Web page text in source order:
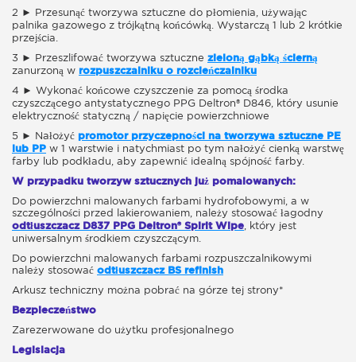
2 ► Przesunąć tworzywa sztuczne do płomienia, używając
palnika gazowego z trójkątną końcówką. Wystarczą 1 lub 2 krótkie
przejścia.
3 ► Przeszlifować tworzywa sztuczne zieloną gąbką ścierną
zanurzoną w rozpuszczalniku o rozcieńczalniku
4 ► Wykonać końcowe czyszczenie za pomocą środka
czyszczącego antystatycznego PPG Deltron® D846, który usunie
elektryczność statyczną / napięcie powierzchniowe
5 ► Nałożyć promotor przyczepności na tworzywa sztuczne PE
lub PP w 1 warstwie i natychmiast po tym nałożyć cienką warstwę
farby lub podkładu, aby zapewnić idealną spójność farby.
W przypadku tworzyw sztucznych już pomalowanych:
Do powierzchni malowanych farbami hydrofobowymi, a w
szczególności przed lakierowaniem, należy stosować łagodny
odtłuszczacz D837 PPG Deltron® Spirit Wipe, który jest
uniwersalnym środkiem czyszczącym.
Do powierzchni malowanych farbami rozpuszczalnikowymi
należy stosować odtłuszczacz BS refinish
Arkusz techniczny można pobrać na górze tej strony*
Bezpieczeństwo
Zarezerwowane do użytku profesjonalnego
Legislacja